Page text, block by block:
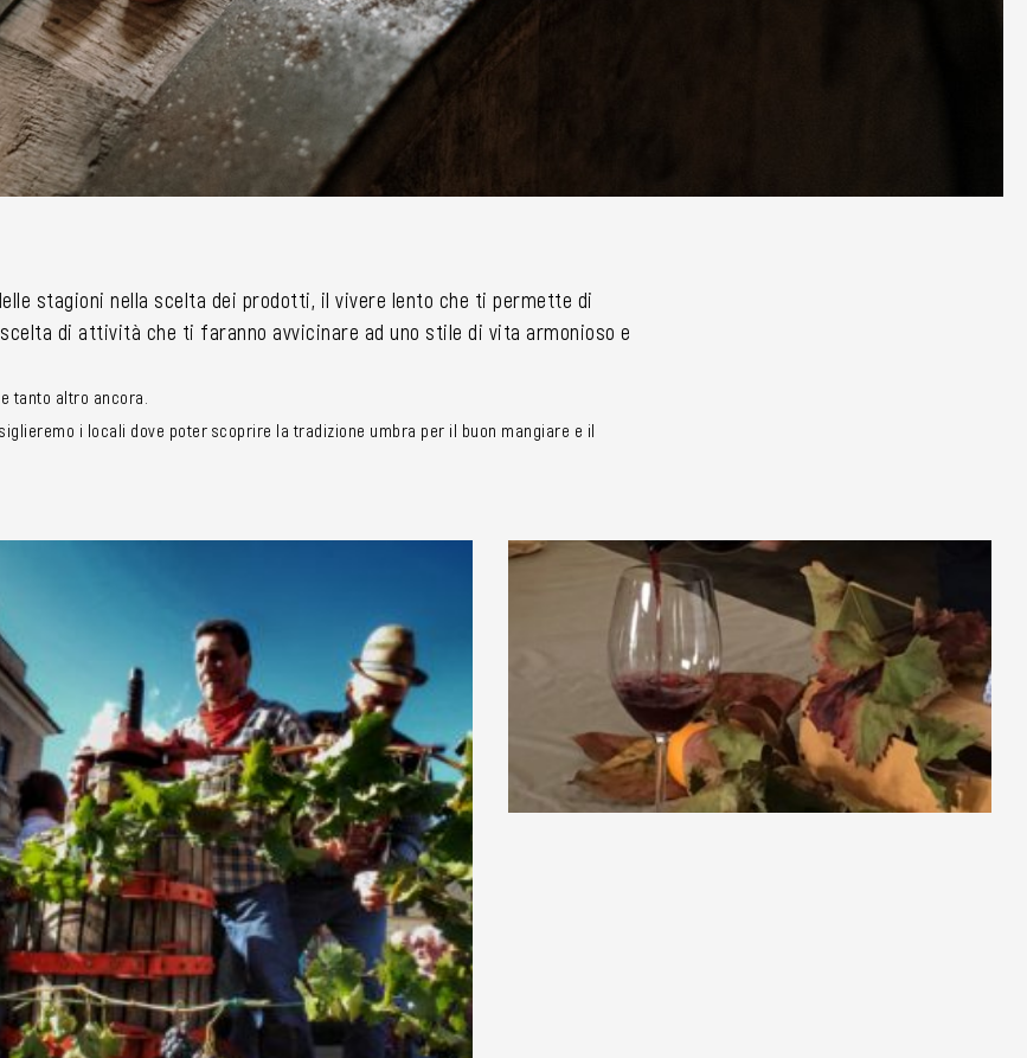
stagioni nella scelta dei prodotti, il vivere lento che ti permette di
di attività che ti faranno avvicinare ad uno stile di vita armonioso e
tanto altro ancora.
i locali dove poter scoprire la tradizione umbra per il buon mangiare e il